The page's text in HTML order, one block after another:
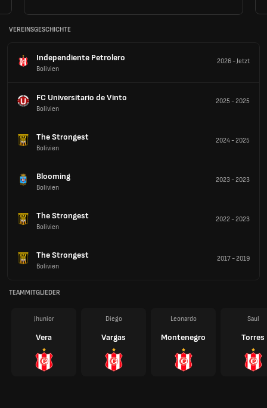
VEREINSGESCHICHTE
Independiente Petrolero
Bolivien
2026-Jetzt
FC Universitario de Vinto
Bolivien
2025 -2025
The Strongest
Bolivien
2024-2025
Blooming
Bolivien
2023-2023
The Strongest
Bolivien
2022-2023
The Strongest
Bolivien
2017-2019
TEAMMITGLIEDER
Jhunior
Vera
Diego
Vargas
Leonardo
Montenegro
Saul
Torres